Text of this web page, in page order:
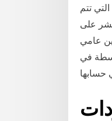
تتم
نشر على
عامي
في
حسابها